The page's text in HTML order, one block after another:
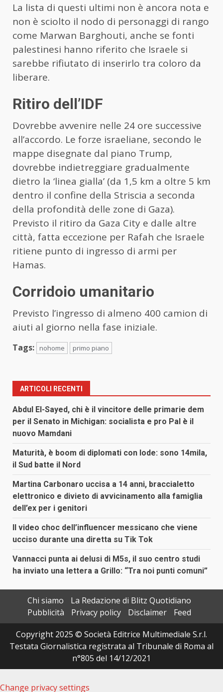
La lista di questi ultimi non è ancora nota e
non è sciolto il nodo di personaggi di rango
come Marwan Barghouti, anche se fonti
palestinesi hanno riferito che Israele si
sarebbe rifiutato di inserirlo tra coloro da
liberare.
Ritiro dell’IDF
Dovrebbe avvenire nelle 24 ore successive
all’accordo. Le forze israeliane, secondo le
mappe disegnate dal piano Trump,
dovrebbe indietreggiare gradualmente
dietro la ‘linea gialla’ (da 1,5 km a oltre 5 km
dentro il confine della Striscia a seconda
della profondità delle zone di Gaza).
Previsto il ritiro da Gaza City e dalle altre
città, fatta eccezione per Rafah che Israele
ritiene punto di ingresso di armi per
Hamas.
Corridoio umanitario
Previsto l’ingresso di almeno 400 camion di
aiuti al giorno nella fase iniziale.
Tags: nohome primo piano
ARTICOLI RECENTI
Abdul El-Sayed, chi è il vincitore delle primarie dem
per il Senato in Michigan: socialista e pro Pal è il
nuovo Mamdani
Maturità, è boom di diplomati con lode: sono 14mila,
il Sud batte il Nord
Martina Carbonaro uccisa a 14 anni, braccialetto
elettronico e divieto di avvicinamento alla famiglia
dell’ex per i genitori
Il video choc dell’influencer messicano che viene
ucciso durante una diretta su Tik Tok
Vannacci punta ai delusi di M5s, il suo centro studi
ha inviato una lettera a Grillo: “Tra noi punti comuni”
Chi siamo
La Redazione di Blitz Quotidiano
Pubblicità
Privacy policy Disclaimer
Feed
Copyright 2025 © Società Editrice Multimediale S.r.l.
Testata Giornalistica registrata al Tribunale di Roma al
n°805 del 14/12/2021
Change privacy settings